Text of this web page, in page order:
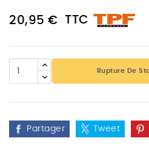
20,95 € TTC
Rupture De
Partager Tweet